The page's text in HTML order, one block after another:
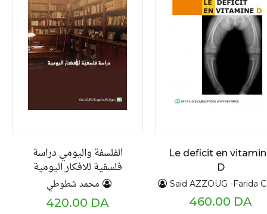
الفلسفة واليومي دراسة
فلسفية للافكار اليومية
محمد شطوطي
420.00 DA
Le deficit en
D
Said AZZOUG -Farida
460.00 DA